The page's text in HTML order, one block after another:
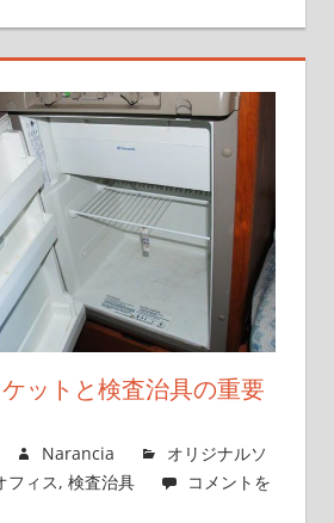
ットと検査治具の重要
Narancia
オリジナルソ
フィス, 検査治具
コメントを